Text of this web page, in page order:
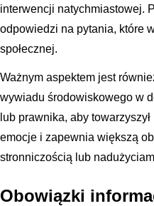
interwencji natychmiastowej.
odpowiedzi na pytania, które
społecznej.
Ważnym aspektem jest
wywiadu środowiskowego w
lub prawnika, aby
emocje i zapewnia większą
stronniczością lub
Obowiązki